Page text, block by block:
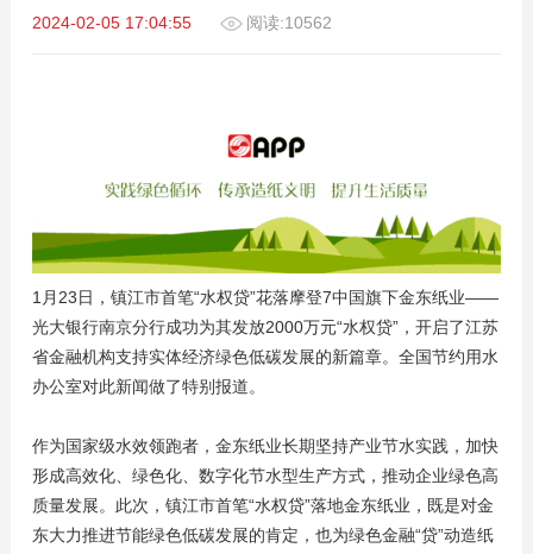
2024-02-05 17:04:55 阅读:10562
1月23日，镇江市首笔“水权贷”花落摩登7中国旗下金东纸业——
光大银行南京分行成功为其发放2000万元“水权贷”，开启了江苏
省金融机构支持实体经济绿色低碳发展的新篇章。全国节约用水
办公室对此新闻做了特别报道。
作为国家级水效领跑者，金东纸业长期坚持产业节水实践，加快
形成高效化、绿色化、数字化节水型生产方式，推动企业绿色高
质量发展。此次，镇江市首笔“水权贷”落地金东纸业，既是对金
东大力推进节能绿色低碳发展的肯定，也为绿色金融“贷”动造纸